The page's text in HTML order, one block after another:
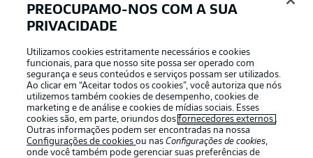
APLICATIVO DA BUNDESLIGA
Oferecido por
PREOCUPAMO-NOS COM A SUA
PRIVACIDADE
Utilizamos cookies estritamente necessários e cookies
funcionais, para que nosso site possa ser operado com
segurança e seus conteúdos e serviços possam ser utilizados.
Ao clicar em “Aceitar todos os cookies”, você autoriza que nós
utilizemos também cookies de desempenho, cookies de
marketing e de análise e cookies de mídias sociais. Esses
cookies são, em parte, oriundos dosfornecedores externos .
Outras informações podem ser encontradas na nossa
Configurações de cookiesou nasConfigurações de cookies,
onde você também pode gerenciar suas preferências de